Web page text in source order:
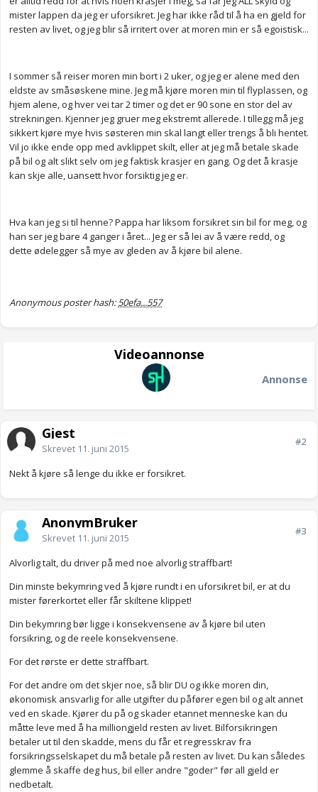
mister lappen da jeg er uforsikret. Jeg har ikke råd til å ha en gjeld for
resten av livet, og jeg blir så irritert over at moren min er så egoistisk...
I sommer så reiser moren min bort i 2 uker, og jeg er alene med den
eldste av småsøskene mine. Jeg må kjøre moren min til flyplassen, og
hjem alene, og hver vei tar 2 timer og det er 90 sone en stor del av
strekningen. Kjenner jeg gruer meg ekstremt allerede. I tillegg må jeg
sikkert kjøre mye hvis søsteren min skal langt eller trengs å bli hentet.
Vil jo ikke ende opp med avklippet skilt, eller at jeg må betale skade
på bil og alt slikt selv om jeg faktisk krasjer en gang. Og det å krasje
kan skje alle, uansett hvor forsiktig jeg er.
Hva kan jeg si til henne? Pappa har liksom forsikret sin bil for meg, og
han ser jeg bare 4 ganger i året... Jeg er så lei av å være redd, og
dette ødelegger så mye av gleden av å kjøre bil alene.
Anonymous poster hash:50efa...557
Videoannonse
Annonse
Gjest
Skrevet 11. juni 2015
#2
Nekt å kjøre så lenge du ikke er forsikret.
AnonymBruker
Skrevet 11. juni 2015
#3
Alvorlig talt, du driver på med noe alvorlig straffbart!
Din minste bekymring ved å kjøre rundt i en uforsikret bil, er at du
mister førerkortet eller får skiltene klippet!
Din bekymring bør ligge i konsekvensene av å kjøre bil uten
forsikring, og de reele konsekvensene.
For det rørste er dette straffbart.
For det andre om det skjer noe, så blir DU og ikke moren din,
økonomisk ansvarlig for alle utgifter du påfører egen bil og alt annet
ved en skade. Kjører du på og skader etannet menneske kan du
måtte leve med å ha milliongjeld resten av livet. Bilforsikringen
betaler ut til den skadde, mens du får et regresskrav fra
forsikringsselskapet du må betale på resten av livet. Du kan således
glemme å skaffe deg hus, bil eller andre "goder" før all gjeld er
nedbetalt.